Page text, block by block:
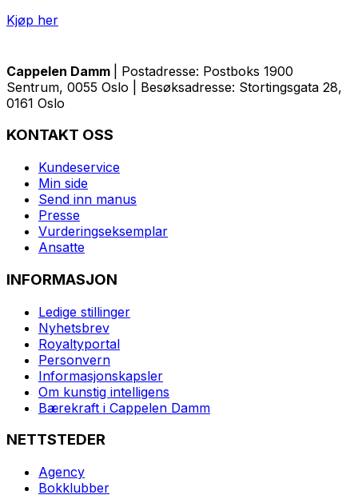
Kjøp her
Cappelen Damm
| Postadresse: Postboks 1900
Sentrum, 0055 Oslo | Besøksadresse: Stortingsgata 28,
0161 Oslo
KONTAKT OSS
Kundeservice
Min side
Send inn manus
Presse
Vurderingseksemplar
Ansatte
INFORMASJON
Ledige stillinger
Nyhetsbrev
Royaltyportal
Personvern
Informasjonskapsler
Om kunstig intelligens
Bærekraft i Cappelen Damm
NETTSTEDER
Agency
Bokklubber